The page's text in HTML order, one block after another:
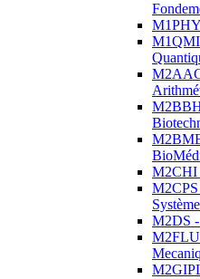
M2CHI
M2DS -